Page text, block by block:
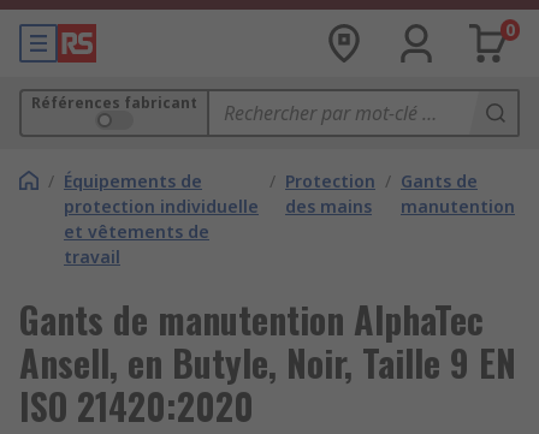
0
Références fabricant
/ Équipements de
protection individuelle
et vêtements de
travail
/ Protection
des mains
/ Gants de
manutention
Gants de manutention AlphaTec
Ansell, en Butyle, Noir, Taille 9 EN
ISO 21420:2020